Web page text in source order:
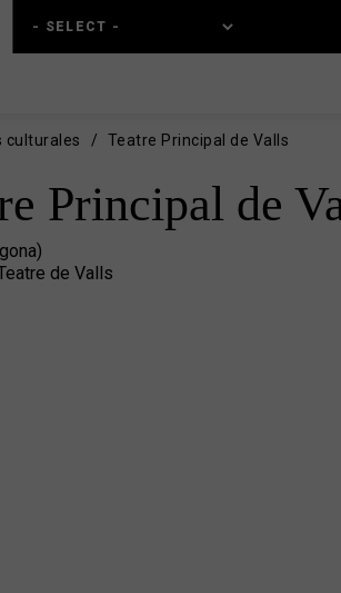
culturales Teatre Principal de Valls
Principal de